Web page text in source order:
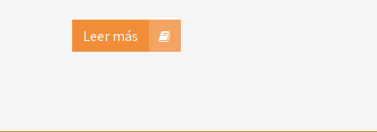
Leer más